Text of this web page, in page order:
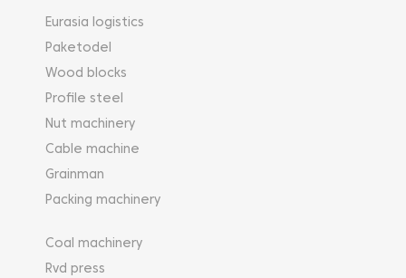
Eurasia logistics
Paketodel
Wood blocks
Profile steel
Nut machinery
Cable machine
Grainman
Packing machinery
Coal machinery
Rvd press